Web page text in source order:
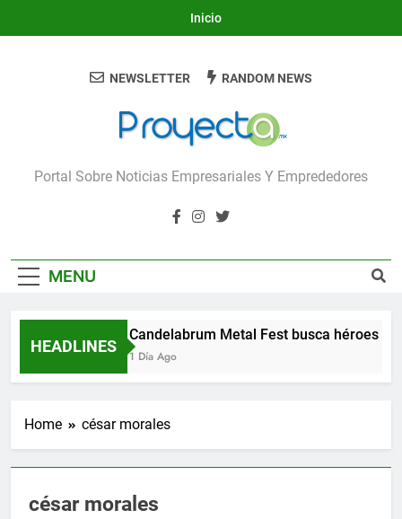
Inicio
Proyecta
Portal Sobre Noticias Empresariales Y Emprededores
NEWSLETTER RANDOM NEWS
MENU
HEADLINES
Candelabrum Metal Fest busca héroes de
1 Día Ago
Home césar morales
césar morales